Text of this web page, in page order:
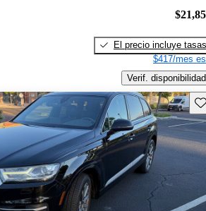
El precio incluye tasas
$417/mes
Verif. disponibilidad